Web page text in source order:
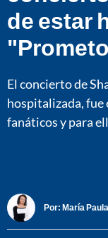
de estar
El concierto de
hospitalizada, fue
fanáticos y para
Por: María